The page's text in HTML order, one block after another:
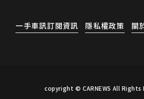
一手車訊訂閱資訊 隱私權政策 關
copyright © CARNEWS All Rights